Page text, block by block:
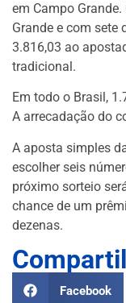
em Campo
Grande e com sete
3.816,03 ao
tradicional.
Em todo o Brasil,
A arrecadação do
A aposta simples
escolher seis
próximo sorteio
chance de um
dezenas.
Facebook